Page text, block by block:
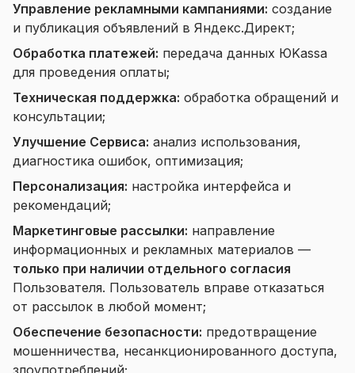
Управление рекламными кампаниями: создание
и публикация объявлений в Яндекс.Директ;
Обработка платежей: передача данных ЮKassa
для проведения оплаты;
Техническая поддержка: обработка обращений и
консультации;
Улучшение Сервиса: анализ использования,
диагностика ошибок, оптимизация;
Персонализация: настройка интерфейса и
рекомендаций;
Маркетинговые рассылки: направление
информационных и рекламных материалов —
только при наличии отдельного согласия
Пользователя. Пользователь вправе отказаться
от рассылок в любой момент;
Обеспечение безопасности: предотвращение
мошенничества, несанкционированного доступа,
злоупотреблений;